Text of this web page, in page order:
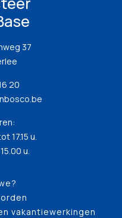
37
20
17.15 u.
u.
vakantiewerkingen